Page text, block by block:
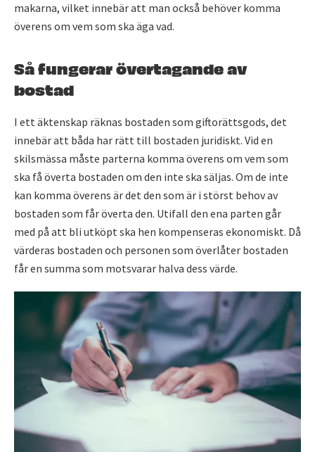
makarna, vilket innebär att man också behöver komma
överens om vem som ska äga vad.
Så fungerar övertagande av
bostad
I ett äktenskap räknas bostaden som giftorättsgods, det
innebär att båda har rätt till bostaden juridiskt. Vid en
skilsmässa måste parterna komma överens om vem som
ska få överta bostaden om den inte ska säljas. Om de inte
kan komma överens är det den som är i störst behov av
bostaden som får överta den. Utifall den ena parten går
med på att bli utköpt ska hen kompenseras ekonomiskt. Då
värderas bostaden och personen som överlåter bostaden
får en summa som motsvarar halva dess värde.